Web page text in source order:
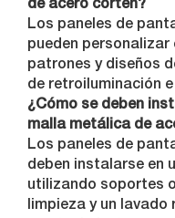
de acero corten?
Los paneles de
pueden
patrones y diseños
de retroiluminación
¿Cómo se deben
malla metálica de
Los paneles de
deben instalarse en
utilizando soportes
limpieza y un lavado